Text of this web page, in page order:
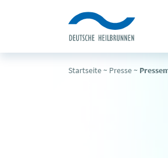
Startseite~ Presse~